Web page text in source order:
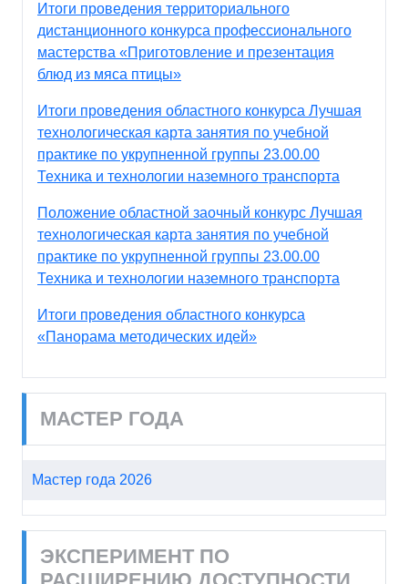
Итоги проведения территориального
дистанционного конкурса профессионального
мастерства «Приготовление и презентация
блюд из мяса птицы»
Итоги проведения областного конкурса Лучшая
технологическая карта занятия по учебной
практике по укрупненной группы 23.00.00
Техника и технологии наземного транспорта
Положение областной заочный конкурс Лучшая
технологическая карта занятия по учебной
практике по укрупненной группы 23.00.00
Техника и технологии наземного транспорта
Итоги проведения областного конкурса
«Панорама методических идей»
МАСТЕР ГОДА
Мастер года 2026
ЭКСПЕРИМЕНТ ПО